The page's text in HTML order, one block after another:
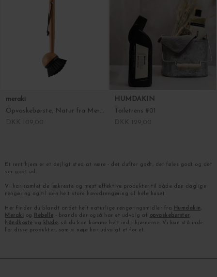
meraki
Opvaskebørste, Natur fra Meraki
HUMDAKIN
Toiletrens #01
Et rent hjem er et dejligt sted at være - det dufter godt, det føles godt og det
ser godt ud.
Vi har samlet de lækreste og mest effektive produkter til både den daglige
rengøring og til den helt store hovedrengøring af hele huset.
Her finder du blandt andet helt naturlige rengøringsmidler fra Humdakin
Meraki
og Rebelle - brands der også har et udvalg af opvaskebørster
håndkoste og klude , så du kan komme helt ind i hjørnerne. Vi kan stå inde
for disse produkter, som vi nøje har udvalgt et for et.